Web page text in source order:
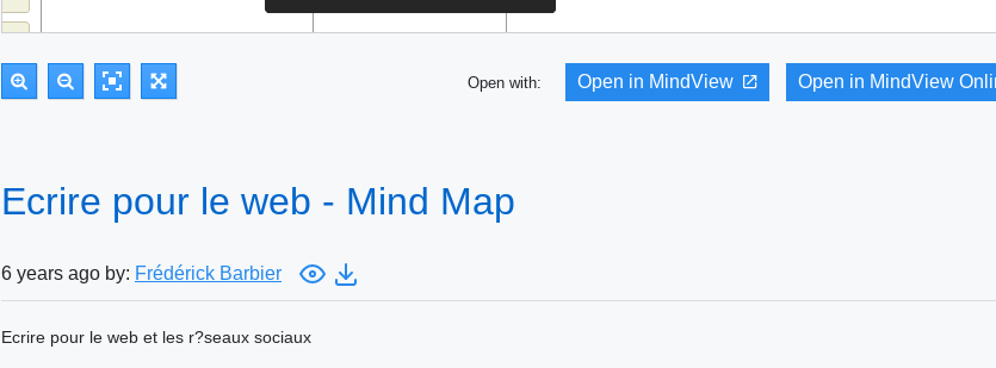
Open with: Open in MindView Open in MindView
Ecrire pour le web - Mind Map
6 years ago by: Frédérick Barbier
Ecrire pour le web et les r?seaux sociaux